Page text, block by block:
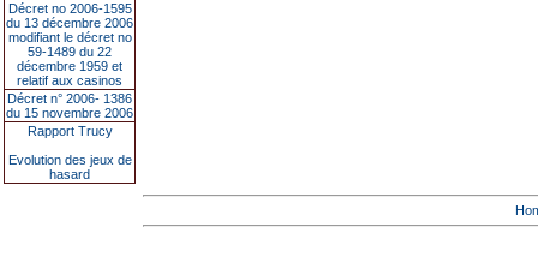
Décret no 2006-1595
du 13 décembre 2006
modifiant le décret no
59-1489 du 22
décembre 1959 et
relatif aux casinos
Décret n° 2006- 1386
du 15 novembre 2006
Rapport Trucy
Evolution des jeux de
hasard